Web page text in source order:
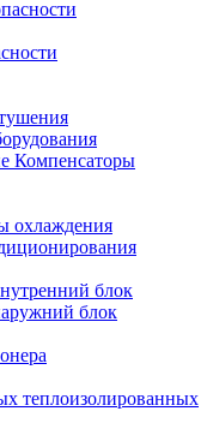
Компенсаторы
охлаждения
блок
блок
теплоизолированных